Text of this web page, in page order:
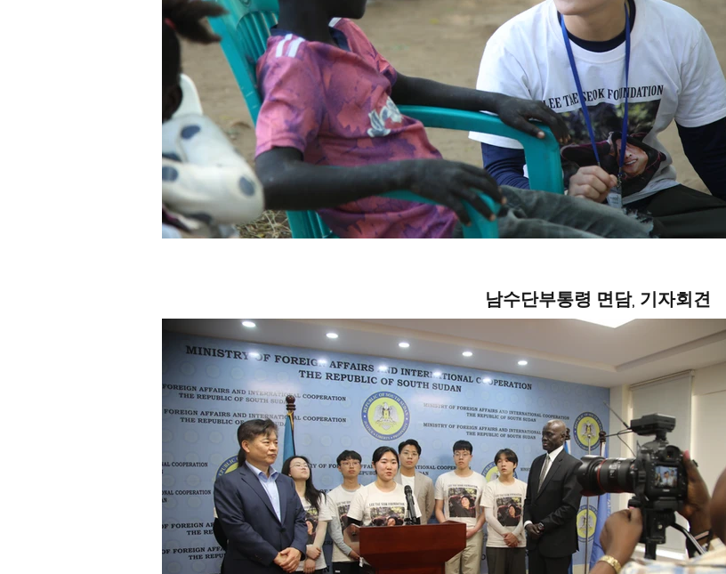
남수단부통령 면담, 기자회견